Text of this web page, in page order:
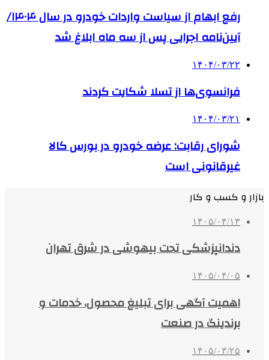
رفع ابهام از سیاست واردات خودرو در سال ۱۴۰۴/
آیین‌نامه اجرایی پس از سه ماه ابلاغ شد
۱۴۰۴/۰۳/۲۲
فرانسوی‌ها از تسلا شکایت کردند
۱۴۰۴/۰۳/۲۱
شورای رقابت: عرضه خودرو در بورس کالا
غیرقانونی است
بازار و کسب و کار
۱۴۰۵/۰۴/۱۳
دندانپزشکی تحت بیهوشی در شرق تهران
۱۴۰۵/۰۴/۰۵
اهمیت آگهی برای تبلیغ محصول، خدمات و
برندینگ در صنعت
۱۴۰۵/۰۳/۲۵